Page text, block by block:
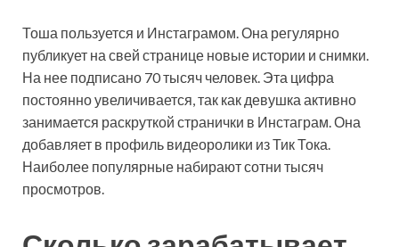
Тоша пользуется и Инстаграмом. Она регулярно
публикует на свей странице новые истории и снимки.
На нее подписано 70 тысяч человек. Эта цифра
постоянно увеличивается, так как девушка активно
занимается раскруткой странички в Инстаграм. Она
добавляет в профиль видеоролики из Тик Тока.
Наиболее популярные набирают сотни тысяч
просмотров.